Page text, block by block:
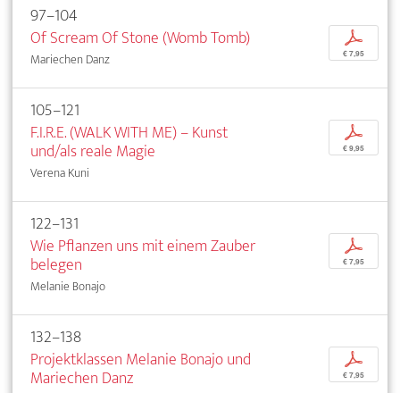
97–104
Of Scream Of Stone (Womb Tomb)
Mariechen Danz
p
€ 7,95
105–121
F.I.R.E. (WALK WITH ME) – Kunst
und/als reale Magie
Verena Kuni
p
€ 9,95
122–131
Wie Pflanzen uns mit einem Zauber
belegen
Melanie Bonajo
p
€ 7,95
132–138
Projektklassen Melanie Bonajo und
Mariechen Danz
p
€ 7,95